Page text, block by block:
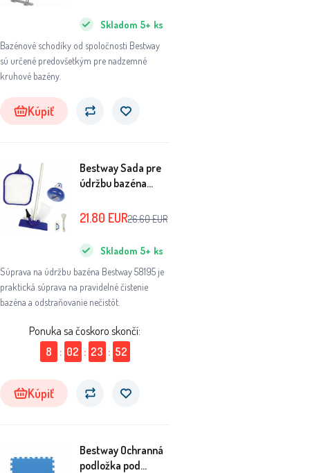
Bazénové schodíky od spoločnosti Bestway
sú určené predovšetkým pre nadzemné
kruhové bazény.
Skladom 5+ ks
Kúpiť
Bestway Sada pre
údržbu bazéna
Súprava na údržbu bazéna Bestway 58195 je
praktická súprava na pravidelné čistenie
bazéna a odstraňovanie nečistôt.
Skladom 5+ ks
21.80 EUR26.60EUR
Ponuka sa čoskoro skončí:
8
: 02 : 23 : 51
Kúpiť
Bestway Ochranná
podložka pod